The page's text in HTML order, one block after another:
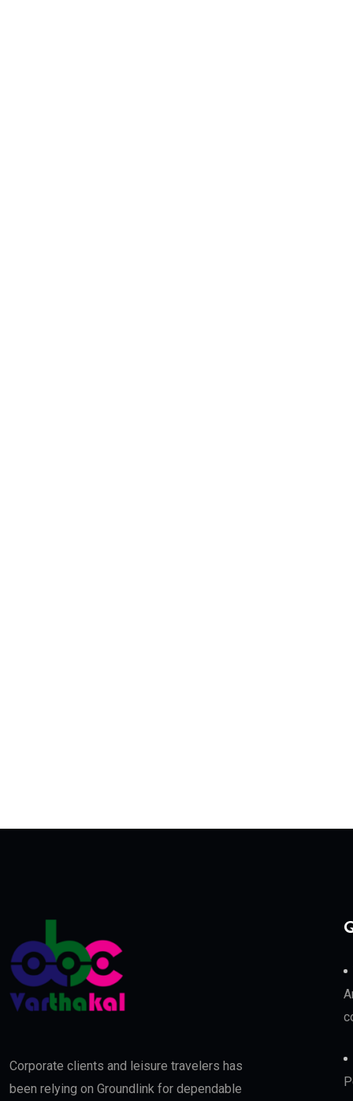
Corporate clients and leisure travelers has
been relying on Groundlink for dependable